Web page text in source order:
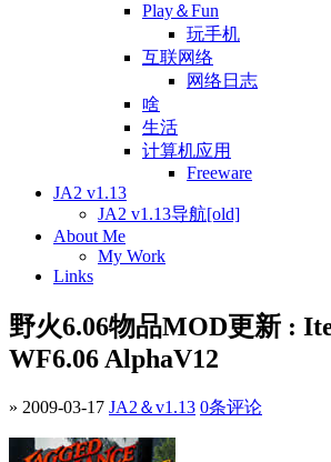
Play＆Fun
玩手机
互联网络
网络日志
啥
生活
计算机应用
Freeware
JA2 v1.13
JA2 v1.13导航[old]
About Me
My Work
Links
野火6.06物品MOD更新 :
WF6.06 AlphaV12
» 2009-03-17 JA2＆v1.13 0条评论